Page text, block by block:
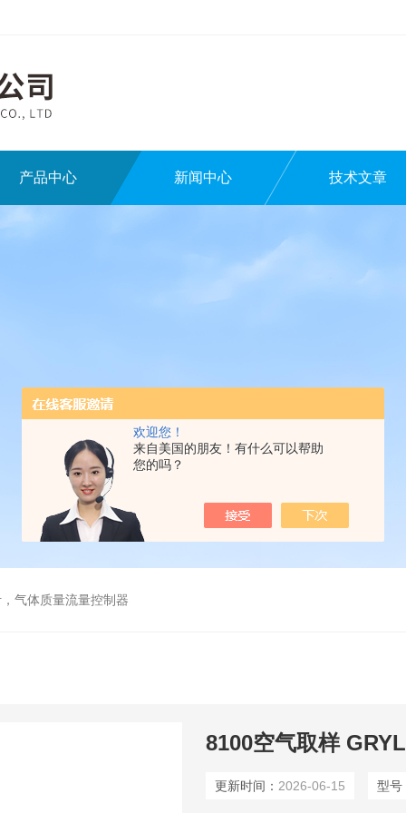
欢迎您！
来自美国的朋友！有什么可以帮助
您的吗？
产品中心 新闻中心 技术文章
气体质量流量控制器
8100空气取样
更新时间： 2026-06-15 型号